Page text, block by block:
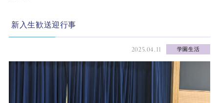
新入生歓送迎行事
2025.04.11 学園生活